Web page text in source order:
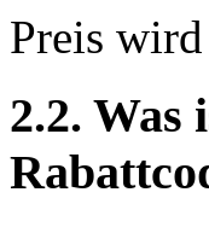
Preis wird
2.2. Was